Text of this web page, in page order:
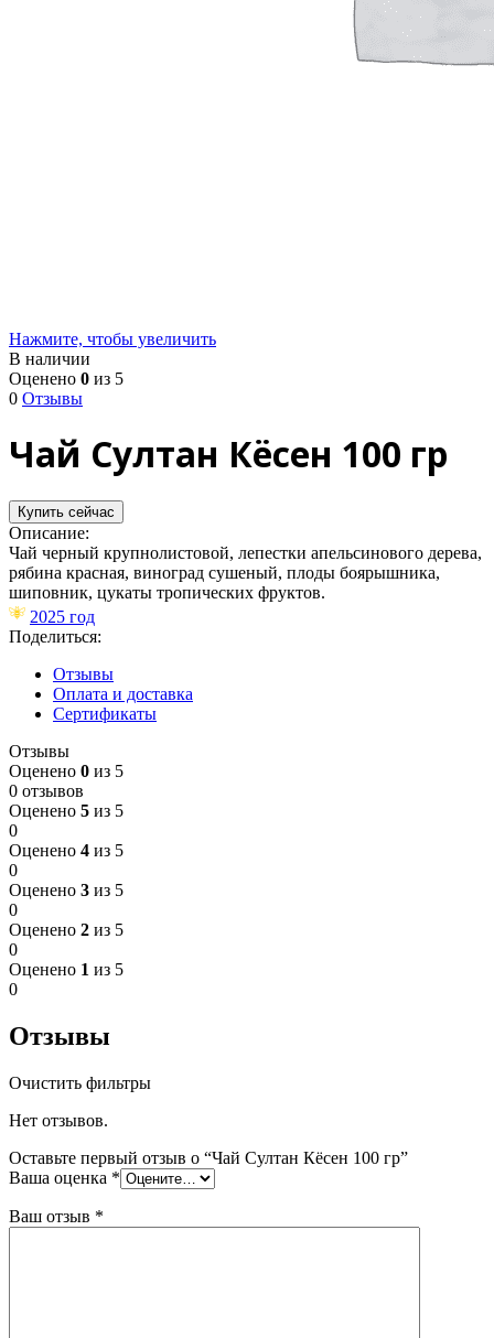
Нажмите, чтобы увеличить
В наличии
Оценено 0 из 5
0 Отзывы
Чай Султан Кёсен 100 гр
Купить сейчас
Описание:
Чай черный крупнолистовой, лепестки апельсинового дерева,
рябина красная, виноград сушеный, плоды боярышника,
шиповник, цукаты тропических фруктов​​​​​.
2025 год
Поделиться:
Отзывы
Оплата и доставка
Сертификаты
Отзывы
Оценено 0 из 5
0 отзывов
Оценено 5 из 5
0
Оценено 4 из 5
0
Оценено 3 из 5
0
Оценено 2 из 5
0
Оценено 1 из 5
0
Отзывы
Очистить фильтры
Нет отзывов.
Оставьте первый отзыв о “Чай Султан Кёсен 100 гр”
Ваша оценка *
Ваш отзыв *